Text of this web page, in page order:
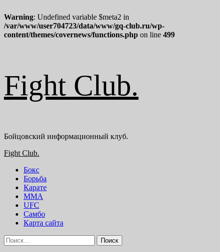
Warning: Undefined variable $meta2 in
/var/www/user704723/data/www/gq-club.ru/wp-
content/themes/covernews/functions.php on line 499
содержимому
Fight Club.
Бойцовский информационный клуб.
Основное
Fight Club.
Бокс
Борьба
Карате
ММА
UFC
Самбо
Карта сайта
Найти: